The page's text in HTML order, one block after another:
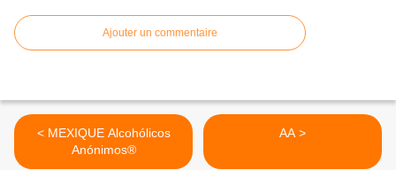
Ajouter un commentaire
< MEXIQUE Alcohólicos
Anónimos®
AA >